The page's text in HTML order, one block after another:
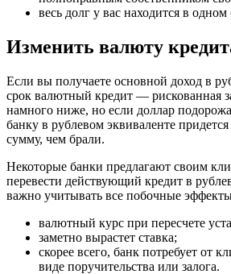
весь долг у вас находится в одном
Изменить валюту
Если вы получаете основной доход в
срок валютный кредит — рискованная
намного ниже, но если доллар
банку в рублевом эквиваленте
сумму, чем брали.
Некоторые банки предлагают своим
перевести действующий кредит в
важно учитывать все побочные
валютный курс при пересчете
заметно вырастет ставка;
скорее всего, банк потребует от
виде поручительства или залога.